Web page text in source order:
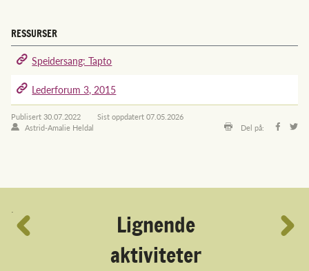
RESSURSER
Speidersang: Tapto
Lederforum 3, 2015
Publisert30.07.2022 Sist oppdatert07.05.2026
Astrid-Amalie Heldal
Del på:
´
Lignende
aktiviteter